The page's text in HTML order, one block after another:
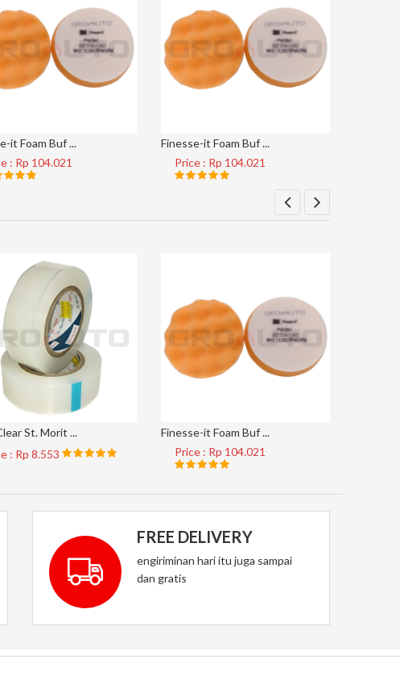
it Foam Buf ...
: Rp 104.021
Finesse-it Foam Buf ...
Price : Rp 104.021
St. Morit ...
: Rp 8.553
Finesse-it Foam Buf ...
Price : Rp 104.021
FREE DELIVERY
engiriminan hari itu juga sampai
dan gratis